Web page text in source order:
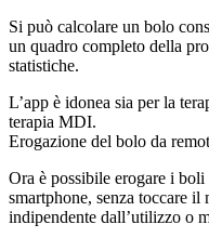
Si può calcolare un bolo
un quadro completo della
statistiche.
L’app è idonea sia per la
terapia MDI.
Erogazione del bolo da
Ora è possibile erogare i
smartphone, senza toccare
indipendente dall’utilizzo o